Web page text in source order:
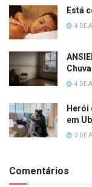
Está
4 DE
4 DE
em
3 DE
Comentários